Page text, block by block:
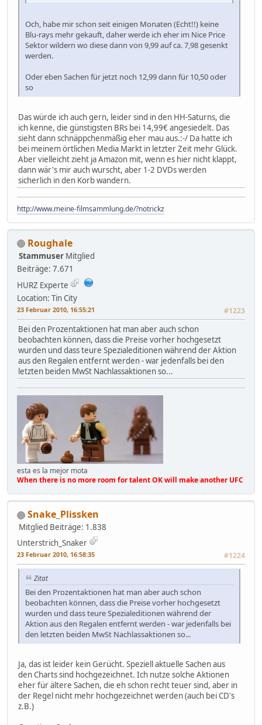
Och, habe mir schon seit einigen Monaten (Echt!!) keine
Blu-rays mehr gekauft, daher werde ich eher im Nice Price
Sektor wildern wo diese dann von 9,99 auf ca. 7,98 gesenkt
werden.
Oder eben Sachen für jetzt noch 12,99 dann für 10,50 oder
so
Das würde ich auch gern, leider sind in den HH-Saturns, die
ich kenne, die günstigsten BRs bei 14,99€ angesiedelt. Das
sieht dann schnäppchenmäßig eher mau aus.:-/ Da hatte ich
bei meinem örtlichen Media Markt in letzter Zeit mehr Glück.
Aber vielleicht zieht ja Amazon mit, wenn es hier nicht klappt,
dann wär's mir auch wurscht, aber 1-2 DVDs werden
sicherlich in den Korb wandern.
http://www.meine-filmsammlung.de/?notrickz
Roughale
Stammuser Mitglied
Beiträge: 7.671
HURZ Experte
Location: Tin City
23 Februar 2010, 16:55:21 #1223
Bei den Prozentaktionen hat man aber auch schon
beobachten können, dass die Preise vorher hochgesetzt
wurden und dass teure Spezialeditionen während der Aktion
aus den Regalen entfernt werden - war jedenfalls bei den
letzten beiden MwSt Nachlassaktionen so...
esta es la mejor mota
When there is no more room for talent OK will make another UFC
Snake_Plissken
Mitglied Beiträge: 1.838
Unterstrich_Snaker
23 Februar 2010, 16:58:35 #1224
Zitat
Bei den Prozentaktionen hat man aber auch schon
beobachten können, dass die Preise vorher hochgesetzt
wurden und dass teure Spezialeditionen während der
Aktion aus den Regalen entfernt werden - war jedenfalls bei
den letzten beiden MwSt Nachlassaktionen so...
Ja, das ist leider kein Gerücht. Speziell aktuelle Sachen aus
den Charts sind hochgezeichnet. Ich nutze solche Aktionen
eher für ältere Sachen, die eh schon recht teuer sind, aber in
der Regel nicht mehr hochgezeichnet werden (auch bei CD's
z.B.)